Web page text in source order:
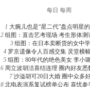
每日 每周
1 大腕儿也是“星二代”盘点明星
2 组图：直击艺考现场 考生形体测
3 组图：在日本卖断货的女中
4 罗京遗像令人百感交集 灵堂横
5 组图：80年代的绝色美女 李小
6 周立波胡洁喜结连理 圈内好友悉
7 沙溢胡可20日大婚 圈中众多
8 北电表演系复试榜单公布 喜忧参